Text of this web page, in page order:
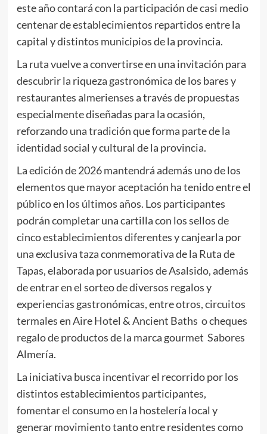
este año contará con la participación de casi medio
centenar de establecimientos repartidos entre la
capital y distintos municipios de la provincia.
La ruta vuelve a convertirse en una invitación para
descubrir la riqueza gastronómica de los bares y
restaurantes almerienses a través de propuestas
especialmente diseñadas para la ocasión,
reforzando una tradición que forma parte de la
identidad social y cultural de la provincia.
La edición de 2026 mantendrá además uno de los
elementos que mayor aceptación ha tenido entre el
público en los últimos años. Los participantes
podrán completar una cartilla con los sellos de
cinco establecimientos diferentes y canjearla por
una exclusiva taza conmemorativa de la Ruta de
Tapas, elaborada por usuarios de Asalsido, además
de entrar en el sorteo de diversos regalos y
experiencias gastronómicas, entre otros, circuitos
termales en Aire Hotel & Ancient Baths o cheques
regalo de productos de la marca gourmet Sabores
Almería.
La iniciativa busca incentivar el recorrido por los
distintos establecimientos participantes,
fomentar el consumo en la hostelería local y
generar movimiento tanto entre residentes como